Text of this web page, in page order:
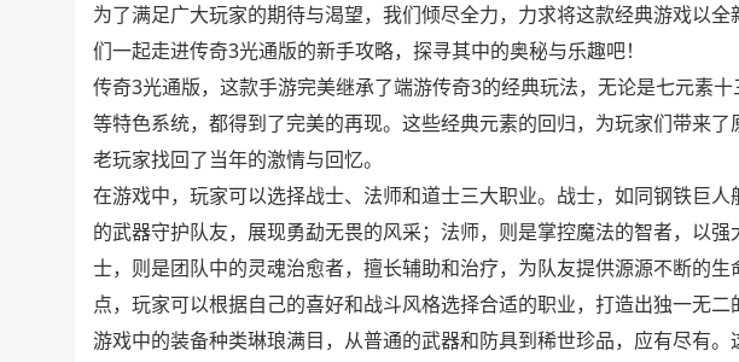
为了满足广大玩家的期待与渴望，我们倾尽全力，力求将这款经典游戏以
们一起走进传奇3光通版的新手攻略，探寻其中的奥秘与乐趣吧！
传奇3光通版，这款手游完美继承了端游传奇3的经典玩法，无论是七元素
等特色系统，都得到了完美的再现。这些经典元素的回归，为玩家们带来
老玩家找回了当年的激情与回忆。
在游戏中，玩家可以选择战士、法师和道士三大职业。战士，如同钢铁巨
的武器守护队友，展现勇勐无畏的风采；法师，则是掌控魔法的智者，以
士，则是团队中的灵魂治愈者，擅长辅助和治疗，为队友提供源源不断的
点，玩家可以根据自己的喜好和战斗风格选择合适的职业，打造出独一无二
游戏中的装备种类琳琅满目，从普通的武器和防具到稀世珍品，应有尽有